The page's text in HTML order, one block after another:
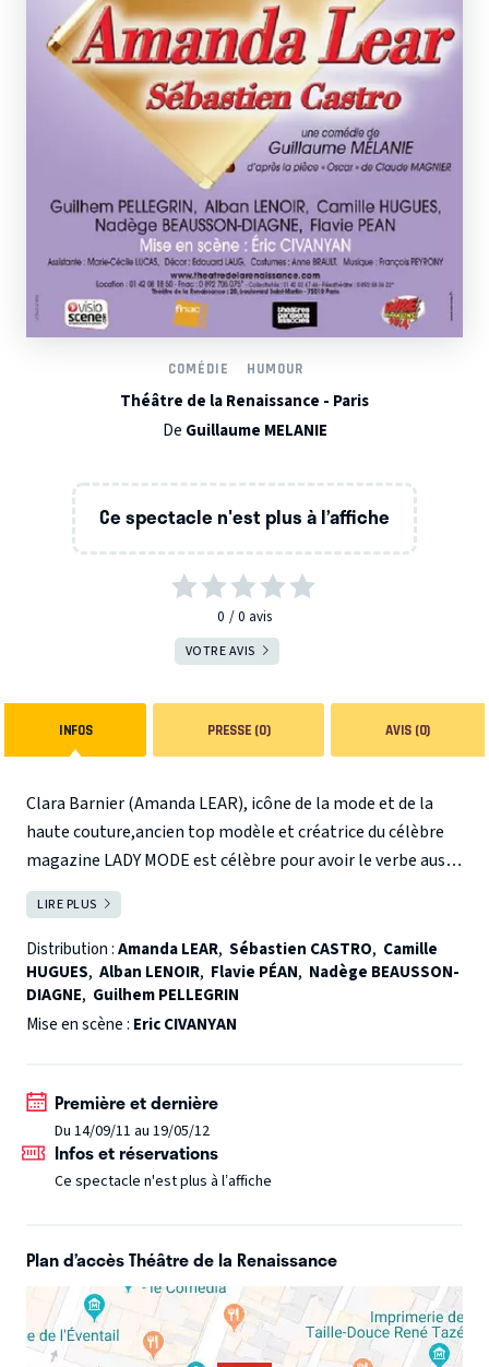
COMÉDIE HUMOUR
Théâtre de la Renaissance - Paris
De Guillaume MELANIE
Ce spectacle n'est plus à l’affiche
0 0 avis
VOTRE AVIS
INFOS PRESSE (0) AVIS (0)
Clara Barnier (Amanda LEAR), icône de la mode et de la
haute couture,ancien top modèle et créatrice du célèbre
magazine LADY MODE est célèbre pour avoir le verbe aussi
haut que ses talons ! Alors quand un samedi matin, en
plein jet lag, son comptable vient la réveiller pour lui
demander d'épouser sa fille, le week-end commence mal,
très mal... Les événements vont s'enchainer à toute allure
dans ce classique de la comédie revisité sur mesure pour
Amanda Lear !
LIRE PLUS
Distribution :Amanda LEAR, Sébastien CASTRO, Camille
HUGUES, Alban LENOIR, Flavie PÉAN, Nadège BEAUSSON-
DIAGNE, Guilhem PELLEGRIN
Mise en scène : Eric CIVANYAN
Première et dernière
Du 14/09/11 au 19/05/12
Infos et réservations
Ce spectacle n'est plus à l’affiche
Plan d’accès Théâtre de la Renaissance